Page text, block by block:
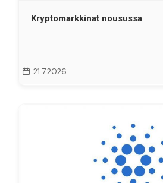
Kryptomarkkinat nousussa
21.7.2026